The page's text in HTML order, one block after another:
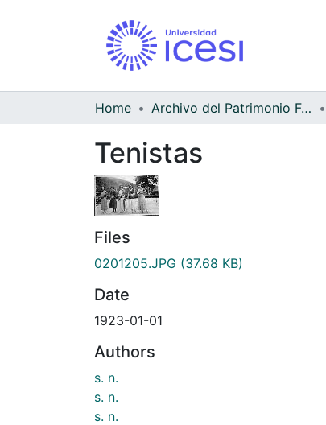
Home Archivo del Patrimonio Fotográfico y Fílmico del Valle del Cauca
Tenistas
Files
0201205.JPG (37.68 KB)
Date
1923-01-01
Authors
s. n.
s. n.
s. n.